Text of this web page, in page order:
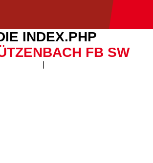
INDEX.PHP
FB SW